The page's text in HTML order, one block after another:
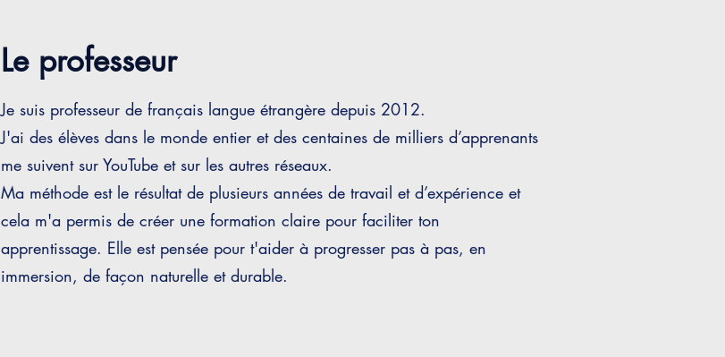
Le professeur
Je suis professeur de français langue étrangère depuis 2012.
J'ai des élèves dans le monde entier et des centaines de milliers d’apprenants
me suivent sur YouTube et sur les autres réseaux.
Ma méthode est le résultat de plusieurs années de travail et d’expérience et
cela m'a permis de créer une formation claire pour faciliter ton
apprentissage. Elle est pensée pour t'aider à progresser pas à pas, en
immersion, de façon naturelle et durable.